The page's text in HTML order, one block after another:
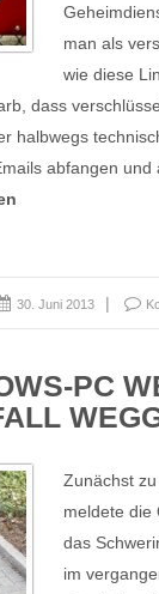
man als
wie diese
dass
halbwegs
abfangen
30. Juni 2013
PC
Zunächst
meldete die
das
im